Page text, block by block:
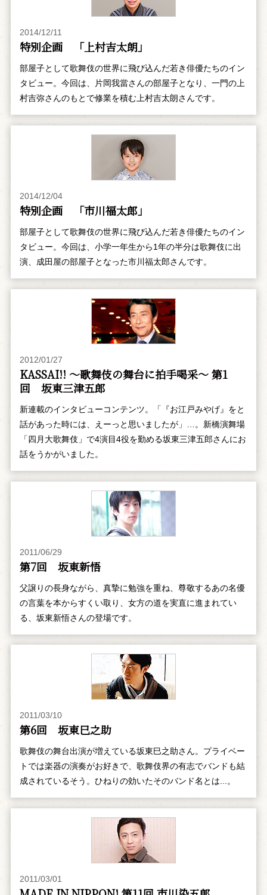
2014/12/11
特別企画 「上村吉太朗」
部屋子として歌舞伎の世界に飛び込んだ若き俳優たちのイン
タビュー。今回は、片岡我當さんの部屋子となり、一門の上
村吉弥さんのもとで修業を積む上村吉太朗さんです。
2014/12/04
特別企画 「市川福太郎」
部屋子として歌舞伎の世界に飛び込んだ若き俳優たちのイン
タビュー。今回は、小学一年生から1年の半分は歌舞伎に出
演、成田屋の部屋子となった市川福太郎さんです。
2012/01/27
KASSAI!! ～歌舞伎の舞台に拍手喝采～ 第1
回 坂東三津五郎
新連載のインタビューコンテンツ。「『お江戸みやげ』をと
話があった時には、えーっと思いましたが」…。新橋演舞場
「四月大歌舞伎」で4演目4役を勤める坂東三津五郎さんにお
話をうかがいました。
2011/06/29
第7回 坂東新悟
父譲りの長身ながら、真摯に勉強を重ね、尊敬するあの名優
の言葉を本からすくい取り、女方の道を実直に進まれてい
る、坂東新悟さんの登場です。
2011/03/10
第6回 坂東巳之助
歌舞伎の舞台出演が増えている坂東巳之助さん。プライベー
トでは楽器の演奏がお好きで、歌舞伎界の有志でバンドも結
成されているそう。ひねりの効いたそのバンド名とは...。
2011/03/01